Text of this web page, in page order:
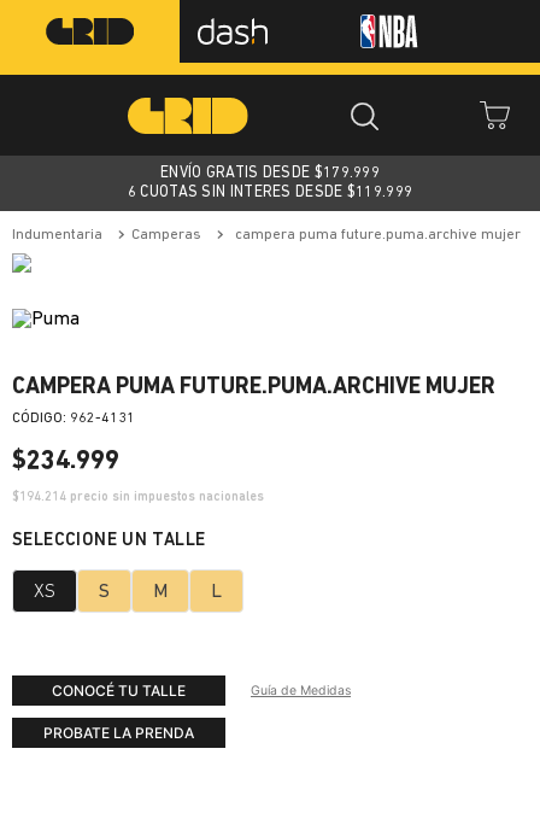
ENVÍO GRATIS DESDE $179.999
6 CUOTAS SIN INTERES DESDE $119.999
indumentaria camperas campera puma future.puma.archive mujer
CAMPERA PUMA FUTURE.PUMA.ARCHIVE MUJER
: 962-4131
$234.999
$194.214 precio sin impuestos nacionales
XS S M L
CONOCÉ TU TALLE Guía de Medidas
PROBATE LA PRENDA